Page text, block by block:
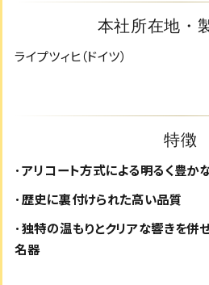
本社所在地・
ライプツィヒ（ドイツ）
特徴
･アリコート方式による明るく豊か
･歴史に裏付けられた高い品質
･独特の温もりとクリアな響きを併
名器